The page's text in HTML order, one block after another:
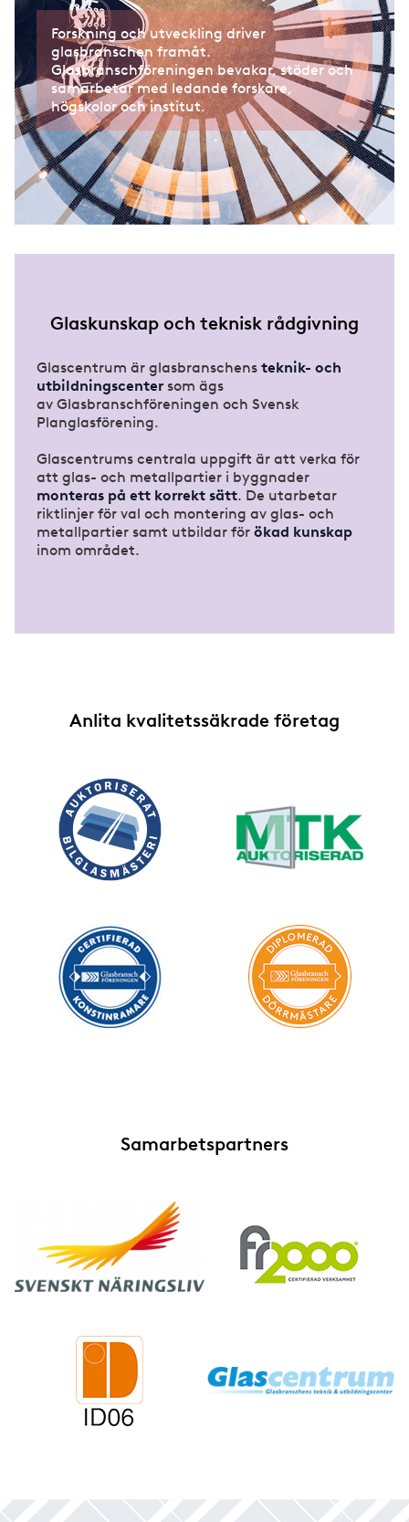
Om tidningen
SM i inramning 2016
SM i inramning 2014
Forskning och utveckling driver
glasbranschen framåt.
Glasbranschföreningen bevakar, stöder och
samarbetar med ledande forskare,
högskolor och institut.
Glaskunskap och teknisk rådgivning
Glascentrum är glasbranschens teknik- och
utbildningscenter som ägs
av Glasbranschföreningen och Svensk
Planglasförening.
Glascentrums centrala uppgift är att verka för
att glas- och metallpartier i byggnader
monteras på ett korrekt sätt. De utarbetar
riktlinjer för val och montering av glas- och
metallpartier samt utbildar för ökad kunskap
inom området.
Anlita kvalitetssäkrade företag
Samarbetspartners